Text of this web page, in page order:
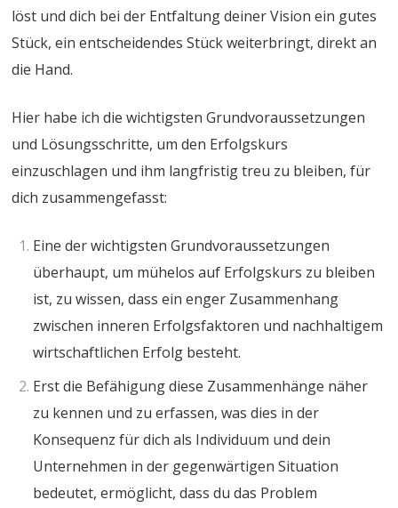
löst und dich bei der Entfaltung deiner Vision ein gutes
Stück, ein entscheidendes Stück weiterbringt, direkt an
die Hand.
Hier habe ich die wichtigsten Grundvoraussetzungen
und Lösungsschritte, um den Erfolgskurs
einzuschlagen und ihm langfristig treu zu bleiben, für
dich zusammengefasst:
Eine der wichtigsten Grundvoraussetzungen
überhaupt, um mühelos auf Erfolgskurs zu bleiben
ist, zu wissen, dass ein enger Zusammenhang
zwischen inneren Erfolgsfaktoren und nachhaltigem
wirtschaftlichen Erfolg besteht.
Erst die Befähigung diese Zusammenhänge näher
zu kennen und zu erfassen, was dies in der
Konsequenz für dich als Individuum und dein
Unternehmen in der gegenwärtigen Situation
bedeutet, ermöglicht, dass du das Problem